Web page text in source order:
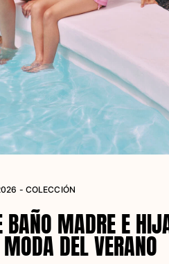
- COLECCIÓN
BAÑO MADRE E
DEL VERANO